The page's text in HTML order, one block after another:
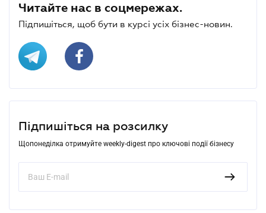
Читайте нас в соцмережах.
Підпишіться, щоб бути в курсі усіх бізнес-новин.
Підпишіться на розсилку
Щопонеділка отримуйте weekly-digest про ключові події бізнесу